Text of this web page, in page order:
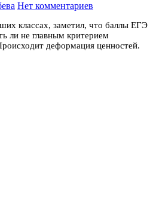
Нет комментариев
классах, заметил, что баллы ЕГЭ
ли не главным критерием
деформация ценностей.